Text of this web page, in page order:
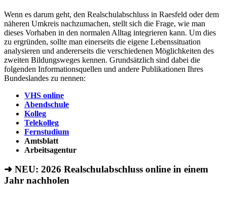
Wenn es darum geht, den Realschulabschluss in Raesfeld oder dem
näheren Umkreis nachzumachen, stellt sich die Frage, wie man
dieses Vorhaben in den normalen Alltag integrieren kann. Um dies
zu ergründen, sollte man einerseits die eigene Lebenssituation
analysieren und andererseits die verschiedenen Möglichkeiten des
zweiten Bildungsweges kennen. Grundsätzlich sind dabei die
folgenden Informationsquellen und andere Publikationen Ihres
Bundeslandes zu nennen:
VHS online
Abendschule
Kolleg
Telekolleg
Fernstudium
Amtsblatt
Arbeitsagentur
➜ NEU: 2026 Realschulabschluss online in einem
Jahr nachholen